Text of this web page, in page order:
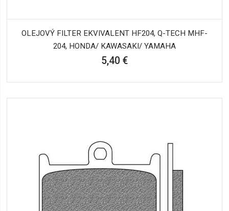
OLEJOVÝ FILTER EKVIVALENT HF204, Q-TECH MHF-
204, HONDA/ KAWASAKI/ YAMAHA
5,40 €